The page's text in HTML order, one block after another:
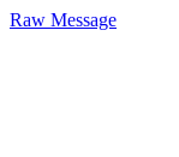
Raw Message